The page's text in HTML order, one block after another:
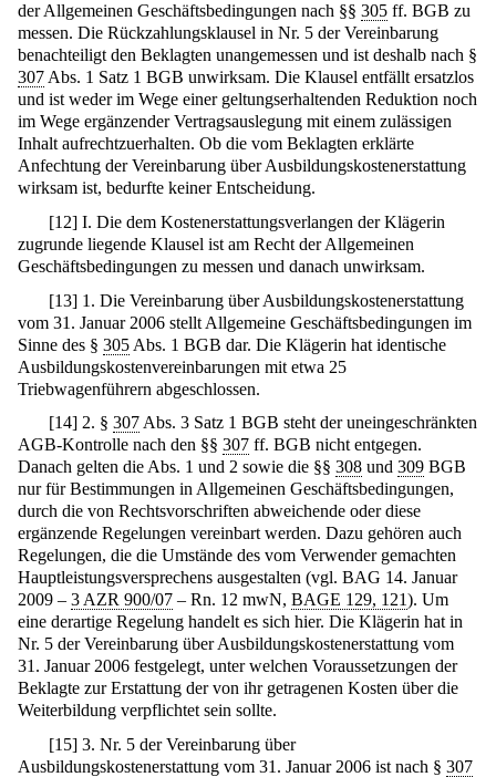
der Allgemeinen Geschäftsbedingungen nach §§ 305 ff. BGB zu
messen. Die Rückzahlungsklausel in Nr. 5 der Vereinbarung
benachteiligt den Beklagten unangemessen und ist deshalb nach §
307Abs. 1 Satz 1 BGB unwirksam. Die Klausel entfällt ersatzlos
und ist weder im Wege einer geltungserhaltenden Reduktion noch
im Wege ergänzender Vertragsauslegung mit einem zulässigen
Inhalt aufrechtzuerhalten. Ob die vom Beklagten erklärte
Anfechtung der Vereinbarung über Ausbildungskostenerstattung
wirksam ist, bedurfte keiner Entscheidung.
[12] I. Die dem Kostenerstattungsverlangen der Klägerin
zugrunde liegende Klausel ist am Recht der Allgemeinen
Geschäftsbedingungen zu messen und danach unwirksam.
[13] 1. Die Vereinbarung über Ausbildungskostenerstattung
vom 31. Januar 2006 stellt Allgemeine Geschäftsbedingungen im
Sinne des § 305 Abs. 1 BGB dar. Die Klägerin hat identische
Ausbildungskostenvereinbarungen mit etwa 25
Triebwagenführern abgeschlossen.
[14] 2. §307 Abs. 3 Satz 1 BGB steht der uneingeschränkten
AGB-Kontrolle nach den §§ 307 ff. BGB nicht entgegen.
Danach gelten die Abs. 1 und 2 sowie die §§ 308 und 309 BGB
nur für Bestimmungen in Allgemeinen Geschäftsbedingungen,
durch die von Rechtsvorschriften abweichende oder diese
ergänzende Regelungen vereinbart werden. Dazu gehören auch
Regelungen, die die Umstände des vom Verwender gemachten
Hauptleistungsversprechens ausgestalten (vgl. BAG 14. Januar
2009 – 3 AZR 900/07 – Rn. 12 mwN, BAGE 129, 121). Um
eine derartige Regelung handelt es sich hier. Die Klägerin hat in
Nr. 5 der Vereinbarung über Ausbildungskostenerstattung vom
31. Januar 2006 festgelegt, unter welchen Voraussetzungen der
Beklagte zur Erstattung der von ihr getragenen Kosten über die
Weiterbildung verpflichtet sein sollte.
[15] 3. Nr. 5 der Vereinbarung über
Ausbildungskostenerstattung vom 31. Januar 2006 ist nach § 307